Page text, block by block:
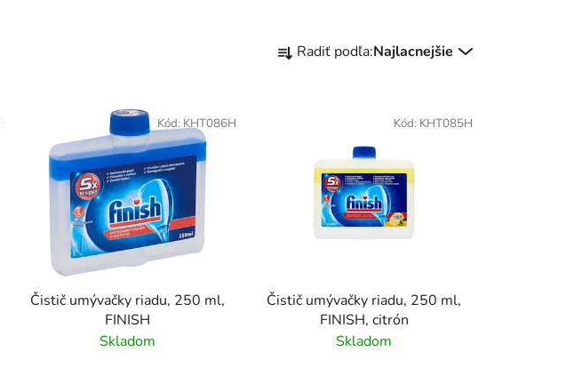
a
u
Radiť podľa:Najlacnejšie
Čistič umývačky riadu, 250 ml,
FINISH
Skladom
Kód: KHT086H
Čistič umývačky riadu, 250 ml,
FINISH, citrón
Skladom
Kód: KHT085H